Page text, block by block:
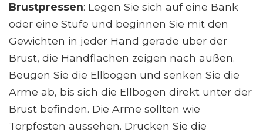
Brustpressen: Legen Sie sich auf eine Bank
oder eine Stufe und beginnen Sie mit den
Gewichten in jeder Hand gerade über der
Brust, die Handflächen zeigen nach außen.
Beugen Sie die Ellbogen und senken Sie die
Arme ab, bis sich die Ellbogen direkt unter der
Brust befinden. Die Arme sollten wie
Torpfosten aussehen. Drücken Sie die